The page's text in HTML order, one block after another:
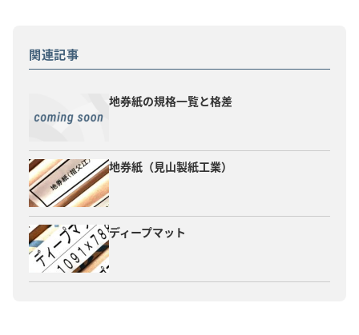
関連記事
地券紙の規格一覧と格差
地券紙（見山製紙工業）
ディープマット